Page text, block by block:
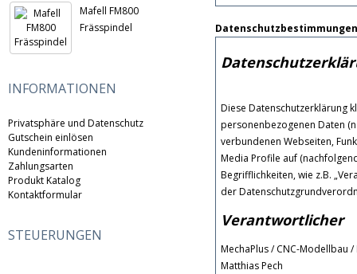
Mafell FM800
Frässpindel
INFORMATIONEN
Privatsphäre und Datenschutz
Gutschein einlösen
Kundeninformationen
Zahlungsarten
Produkt Katalog
Kontaktformular
STEUERUNGEN
Diese Datenschutzerklärung
personenbezogenen Daten
verbundenen Webseiten,
Media Profile auf
Begrifflichkeiten, wie z.B.
der
Verantwortlicher
MechaPlus / CNC-Modellbau /
Matthias Pech